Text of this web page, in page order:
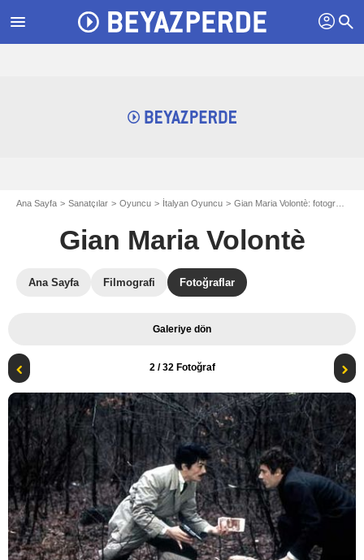
menu profil search
Ana Sayfa Sanatçılar Oyuncu İtalyan Oyuncu Gian Maria Volontè: fotograflar
Gian Maria Volontè
Ana Sayfa Filmografi Fotoğraflar
Galeriye dön
2/ 32 Fotoğraf